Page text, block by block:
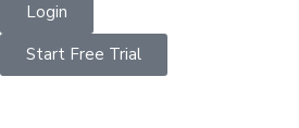
Login
Start Free Trial